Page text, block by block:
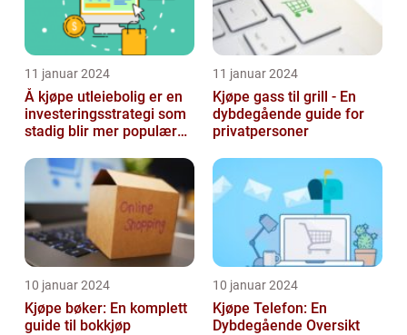
11 januar 2024
Å kjøpe utleiebolig er en
investeringsstrategi som
stadig blir mer populær
11 januar 2024
Kjøpe gass til grill - En
dybdegående guide for
privatpersoner
10 januar 2024
Kjøpe bøker: En komplett
guide til bokkjøp
10 januar 2024
Kjøpe Telefon: En
Dybdegående Oversikt